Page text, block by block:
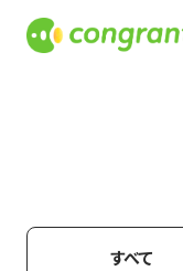
すべて